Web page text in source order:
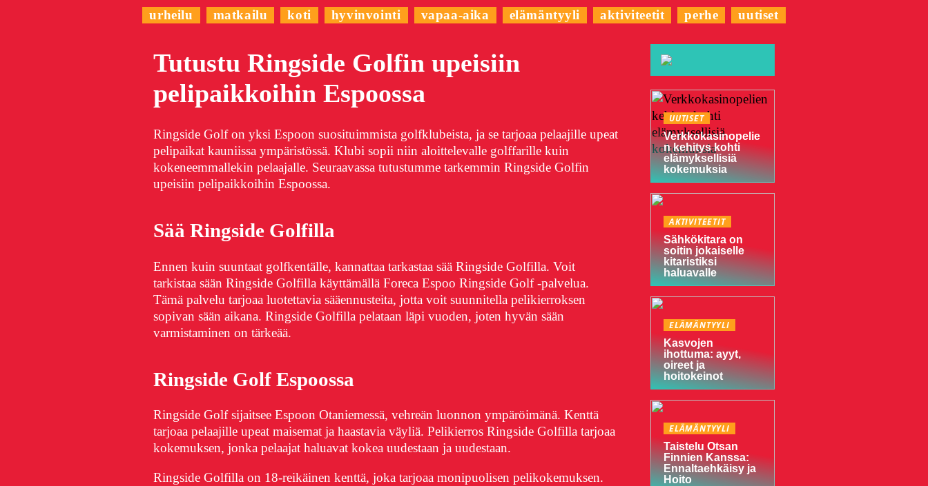
urheilu matkailu koti hyvinvointi vapaa-aika elämäntyyli aktiviteetit perhe uutiset
Tutustu Ringside Golfin upeisiin
pelipaikkoihin Espoossa
Ringside Golf on yksi Espoon suosituimmista golfklubeista, ja se tarjoaa pelaajille upeat
pelipaikat kauniissa ympäristössä. Klubi sopii niin aloittelevalle golffarille kuin
kokeneemmallekin pelaajalle. Seuraavassa tutustumme tarkemmin Ringside Golfin
upeisiin pelipaikkoihin Espoossa.
Sää Ringside Golfilla
Ennen kuin suuntaat golfkentälle, kannattaa tarkastaa sää Ringside Golfilla. Voit
tarkistaa sään Ringside Golfilla käyttämällä Foreca Espoo Ringside Golf -palvelua.
Tämä palvelu tarjoaa luotettavia sääennusteita, jotta voit suunnitella pelikierroksen
sopivan sään aikana. Ringside Golfilla pelataan läpi vuoden, joten hyvän sään
varmistaminen on tärkeää.
Ringside Golf Espoossa
Ringside Golf sijaitsee Espoon Otaniemessä, vehreän luonnon ympäröimänä. Kenttä
tarjoaa pelaajille upeat maisemat ja haastavia väyliä. Pelikierros Ringside Golfilla tarjoaa
kokemuksen, jonka pelaajat haluavat kokea uudestaan ja uudestaan.
Ringside Golfilla on 18-reikäinen kenttä, joka tarjoaa monipuolisen pelikokemuksen.
UUTISET
Verkkokasinopelie
n kehitys kohti
elämyksellisiä
kokemuksia
AKTIVITEETIT
Sähkökitara on
soitin jokaiselle
kitaristiksi
haluavalle
ELÄMÄNTYYLI
Kasvojen
ihottuma: ayyt,
oireet ja
hoitokeinot
ELÄMÄNTYYLI
Taistelu Otsan
Finnien Kanssa:
Ennaltaehkäisy ja
Hoito